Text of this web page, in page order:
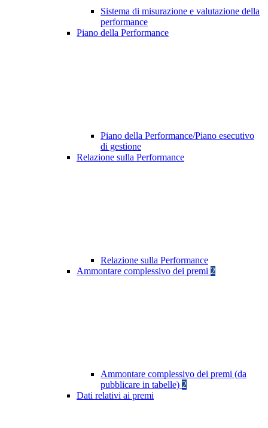
Sistema di misurazione e valutazione della
performance
Piano della Performance
Piano della Performance/Piano esecutivo
di gestione
Relazione sulla Performance
Relazione sulla Performance
Ammontare complessivo dei premi 2
Ammontare complessivo dei premi (da
pubblicare in tabelle) 2
Dati relativi ai premi